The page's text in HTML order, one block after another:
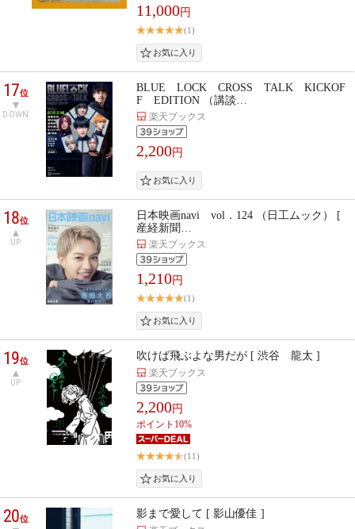
11,000円
(1)
17位
DOWN
BLUE LOCK CROSS TALK KICKOF
F EDITION （講談…
楽天ブックス
2,200円
18位
UP
日本映画navi vol．124 （日工ムック） [
産経新聞…
楽天ブックス
1,210円
(1)
19位
UP
吹けば飛ぶよな男だが [ 渋谷 龍太 ]
楽天ブックス
2,200円
ポイント10%
(11)
20位 影まで愛して [ 影山優佳 ]